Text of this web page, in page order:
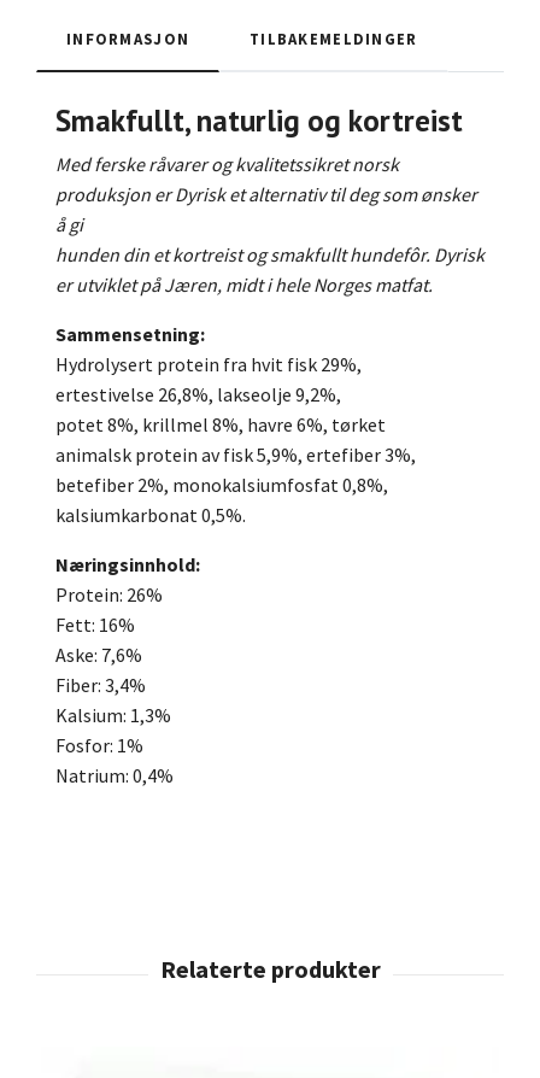
INFORMASJON TILBAKEMELDINGER
Smakfullt, naturlig og kortreist
Med ferske råvarer og kvalitetssikret norsk
produksjon er Dyrisk et alternativ til deg som ønsker
å gi
hunden din et kortreist og smakfullt hundefôr. Dyrisk
er utviklet på Jæren, midt i hele Norges matfat.
Sammensetning:
Hydrolysert protein fra hvit fisk 29%,
ertestivelse 26,8%, lakseolje 9,2%,
potet 8%, krillmel 8%, havre 6%, tørket
animalsk protein av fisk 5,9%, ertefiber 3%,
betefiber 2%, monokalsiumfosfat 0,8%,
kalsiumkarbonat 0,5%.
Næringsinnhold:
Protein: 26%
Fett: 16%
Aske: 7,6%
Fiber: 3,4%
Kalsium: 1,3%
Fosfor: 1%
Natrium: 0,4%